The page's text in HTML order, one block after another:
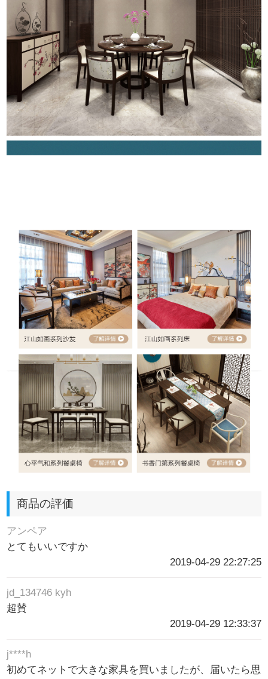
商品の評価
アンペア
とてもいいですか
2019-04-29 22:27:25
jd_134746 kyh
超賛
2019-04-29 12:33:37
j****h
初めてネットで大きな家具を買いましたが、届いたら思